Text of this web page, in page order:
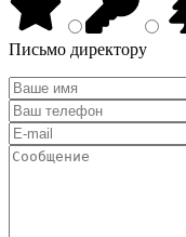
Письмо директору